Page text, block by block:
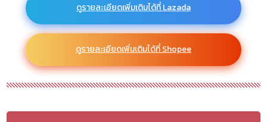
ดูรายละเอียดเพิ่มเติมได้ที่ Lazada
ดูรายละเอียดเพิ่มเติมได้ที่ Shopee